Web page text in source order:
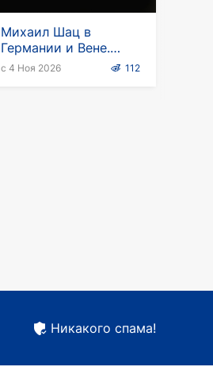
Михаил Шац в
Германии и Вене.
Стендап-тур
с 4 Ноя 2026 112
Никакого спама!